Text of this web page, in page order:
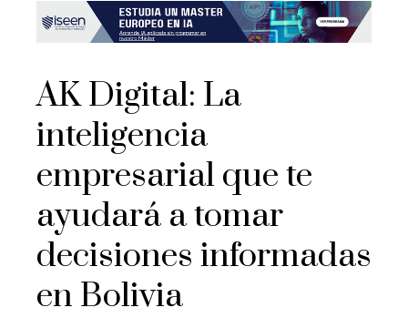
AK Digital: La
inteligencia
empresarial que te
ayudará a tomar
decisiones informadas
en Bolivia